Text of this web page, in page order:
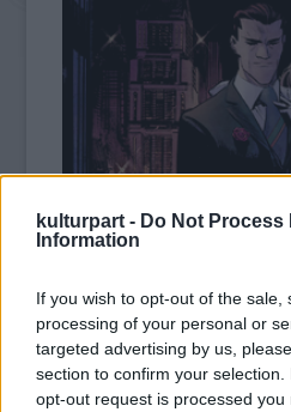
kulturpart - Do Not Process
Information
If you wish to opt-out of the
processing of your personal or
targeted advertising by us,
section to confirm your
opt-out request is processed you
Már magyarul is olvasható az
legfelkapottabb Batman-